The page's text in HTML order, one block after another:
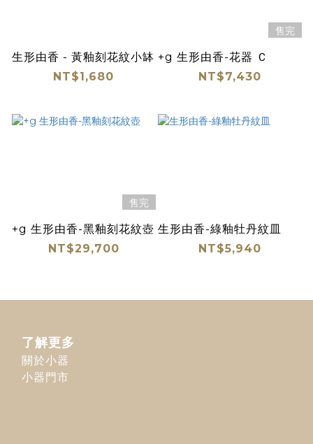
生形由香 - 黃釉刻花紋小缽
NT$1,680
售完
+g 生形由香-花器 Ｃ
NT$7,430
售完
+g 生形由香-黑釉刻花紋壺
NT$29,700
生形由香-綠釉牡丹紋皿
NT$5,940
了解更多
關於小器
小器門市